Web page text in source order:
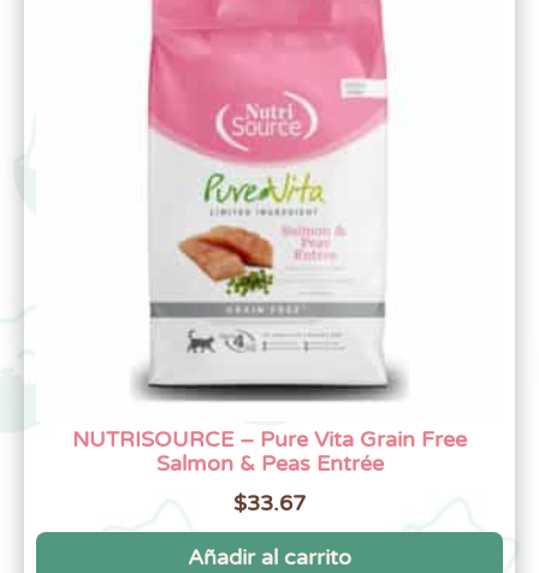
NUTRISOURCE – Pure Vita Grain Free
Salmon & Peas Entrée
$33.67
Añadir al carrito